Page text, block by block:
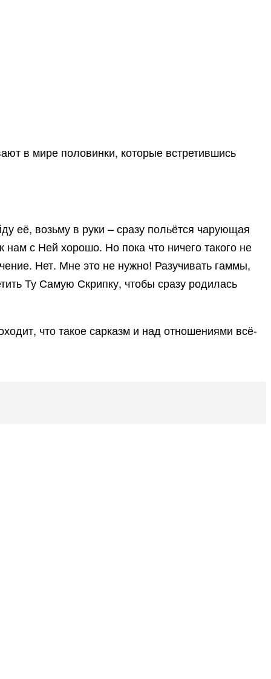
в мире половинки, которые встретившись
её, возьму в руки – сразу польётся чарующая
нам с Ней хорошо. Но пока что ничего такого не
Нет. Мне это не нужно! Разучивать гаммы,
Ту Самую Скрипку, чтобы сразу родилась
что такое сарказм и над отношениями всё-